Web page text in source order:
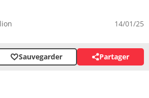
se conservent que peu de temps et
consommées dans la semaine,
dans le congélateur, c'est
le sorbet au citron, rarement fait
14/01/25
Sauvegarder Partager